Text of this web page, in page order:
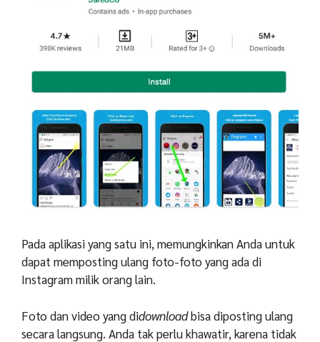
Pada aplikasi yang satu ini, memungkinkan Anda untuk
dapat memposting ulang foto-foto yang ada di
Instagram milik orang lain.
Foto dan video yang didownloadbisa diposting ulang
secara langsung. Anda tak perlu khawatir, karena tidak